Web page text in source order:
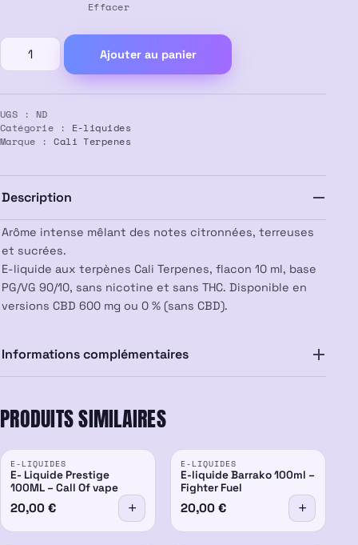
Effacer
quantité
liquide
CBD
Amnesia
Ajouter au panier
UGS : ND
Catégorie : E-liquides
Marque :Cali Terpenes
Description
Arôme intense mêlant des notes citronnées, terreuses
et sucrées.
E-liquide aux terpènes Cali Terpenes, flacon 10 ml, base
PG/VG 90/10, sans nicotine et sans THC. Disponible en
versions CBD 600 mg ou 0 % (sans CBD).
Informations complémentaires
PRODUITS SIMILAIRES
E-LIQUIDES
E- Liquide Prestige
100ML – Call Of vape
20,00 €
E-LIQUIDES
E-liquide Barrako 100ml –
Fighter Fuel
20,00 €